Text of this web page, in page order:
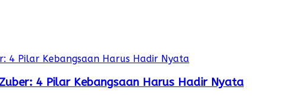
4 Pilar Kebangsaan Harus Hadir Nyata